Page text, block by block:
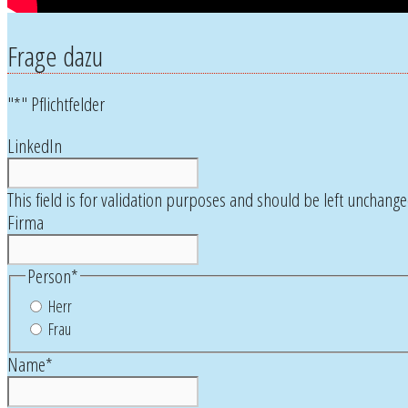
Frage dazu
"*" Pflichtfelder
LinkedIn
This field is for validation purposes and should be left
Firma
Person*
Herr
Frau
Name*